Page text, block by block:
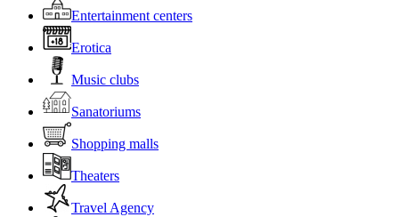
Entertainment centers
Erotica
Music clubs
Sanatoriums
Shopping malls
Theaters
Travel Agency